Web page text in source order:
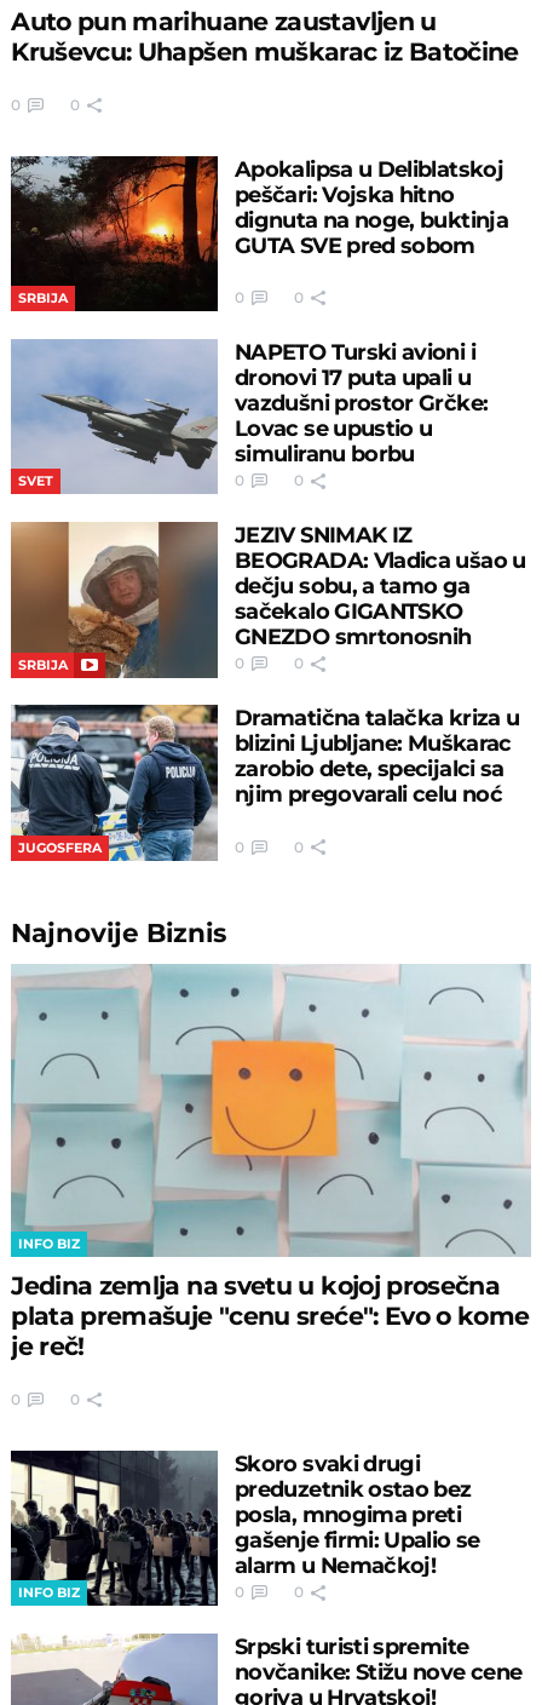
Auto pun marihuane zaustavljen u
Kruševcu: Uhapšen muškarac iz Batočine
0 0
SRBIJA
Apokalipsa u Deliblatskoj
peščari: Vojska hitno
dignuta na noge, buktinja
GUTA SVE pred sobom
0 0
SVET
NAPETO Turski avioni i
dronovi 17 puta upali u
vazdušni prostor Grčke:
Lovac se upustio u
simuliranu borbu
0 0
SRBIJA
JEZIV SNIMAK IZ
BEOGRADA: Vladica ušao u
dečju sobu, a tamo ga
sačekalo GIGANTSKO
GNEZDO smrtonosnih
insekata!
0 0
JUGOSFERA
Dramatična talačka kriza u
blizini Ljubljane: Muškarac
zarobio dete, specijalci sa
njim pregovarali celu noć
0 0
Najnovije Biznis
INFO BIZ
Jedina zemlja na svetu u kojoj prosečna
plata premašuje "cenu sreće": Evo o kome
je reč!
0 0
INFO BIZ
Skoro svaki drugi
preduzetnik ostao bez
posla, mnogima preti
gašenje firmi: Upalio se
alarm u Nemačkoj!
0 0
Srpski turisti spremite
novčanike: Stižu nove cene
goriva u Hrvatskoj!